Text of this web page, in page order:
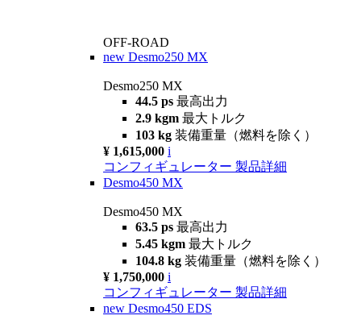
OFF-ROAD
new Desmo250 MX
Desmo250 MX
44.5 ps 最高出力
2.9 kgm 最大トルク
103 kg 装備重量（燃料を除く）
¥ 1,615,000 i
コンフィギュレーター 製品詳細
Desmo450 MX
Desmo450 MX
63.5 ps 最高出力
5.45 kgm 最大トルク
104.8 kg 装備重量（燃料を除く）
¥ 1,750,000 i
コンフィギュレーター 製品詳細
new Desmo450 EDS